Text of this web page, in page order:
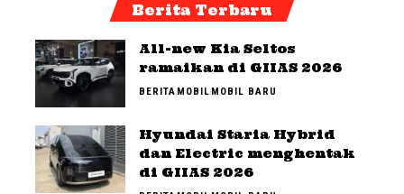
Berita Terbaru
All-new Kia Seltos
ramaikan di GIIAS 2026
BERITAMOBILMOBIL BARU
Hyundai Staria Hybrid
dan Electric menghentak
di GIIAS 2026